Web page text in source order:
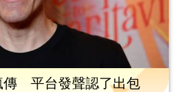
傳 平台發聲認了出包